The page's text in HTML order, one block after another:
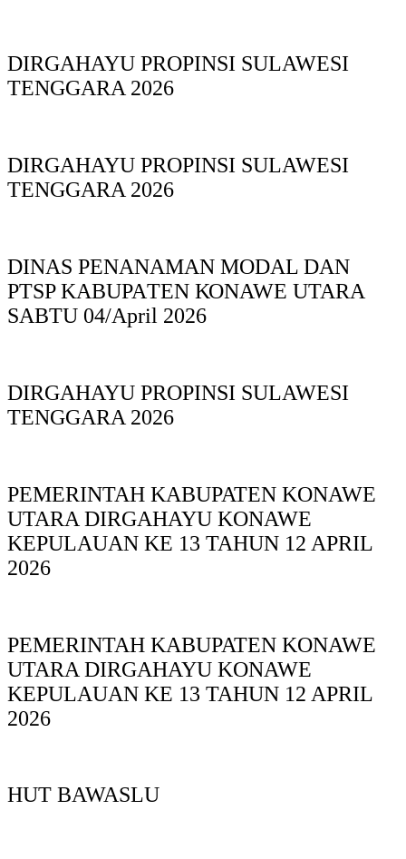
DIRGAHAYU PROPINSI SULAWESI
TENGGARA 2026
DIRGAHAYU PROPINSI SULAWESI
TENGGARA 2026
DINAS PΕΝΑΝΑΜAN MODAL DAN
PTSP KABUPAΤΕΝ ΚΟNAWE UTARA
SABTU 04/April 2026
DIRGAHAYU PROPINSI SULAWESI
TENGGARA 2026
PEMERINTAH KABUPATEN KONAWE
UTARA DIRGAHAYU KONAWE
KEPULAUAN KE 13 TAHUN 12 APRIL
2026
PEMERINTAH KABUPATEN KONAWE
UTARA DIRGAHAYU KONAWE
KEPULAUAN KE 13 TAHUN 12 APRIL
2026
HUT BAWASLU